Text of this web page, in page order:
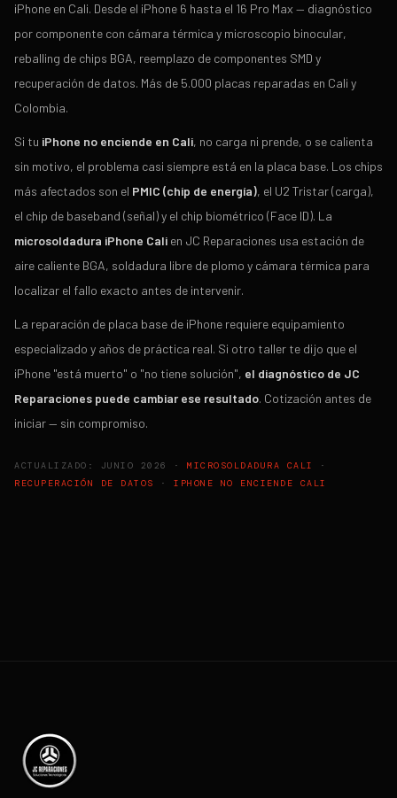
iPhone en Cali. Desde el iPhone 6 hasta el 16 Pro Max — diagnóstico
por componente con cámara térmica y microscopio binocular,
reballing de chips BGA, reemplazo de componentes SMD y
recuperación de datos. Más de 5.000 placas reparadas en Cali y
Colombia.
Si tu iPhone no enciende en Cali, no carga ni prende, o se calienta
sin motivo, el problema casi siempre está en la placa base. Los chips
más afectados son el PMIC (chip de energía), el U2 Tristar (carga),
el chip de baseband (señal) y el chip biométrico (Face ID). La
microsoldadura iPhone Cali en JC Reparaciones usa estación de
aire caliente BGA, soldadura libre de plomo y cámara térmica para
localizar el fallo exacto antes de intervenir.
La reparación de placa base de iPhone requiere equipamiento
especializado y años de práctica real. Si otro taller te dijo que el
iPhone "está muerto" o "no tiene solución", el diagnóstico de JC
Reparaciones puede cambiar ese resultado. Cotización antes de
iniciar — sin compromiso.
ACTUALIZADO: JUNIO 2026 · MICROSOLDADURA CALI
·
RECUPERACIÓN DE DATOS
· IPHONE NO ENCIENDE CALI